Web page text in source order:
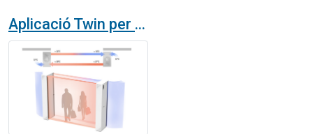
Aplicació Twin per a la cortina d'aire Dam